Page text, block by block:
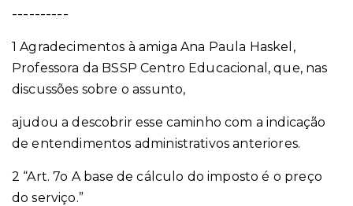
----------
1 Agradecimentos à amiga Ana Paula Haskel,
Professora da BSSP Centro Educacional, que, nas
discussões sobre o assunto,
ajudou a descobrir esse caminho com a indicação
de entendimentos administrativos anteriores.
2 “Art. 7o A base de cálculo do imposto é o preço
do serviço.”